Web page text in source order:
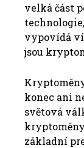
velká část
vypovídá
jsou
konec ani
světová
základní